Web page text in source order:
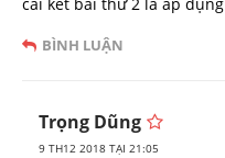
cái kết bài thứ 2 là áp
BÌNH LUẬN
Trọng Dũng
9 TH12 2018 TẠI 21:05